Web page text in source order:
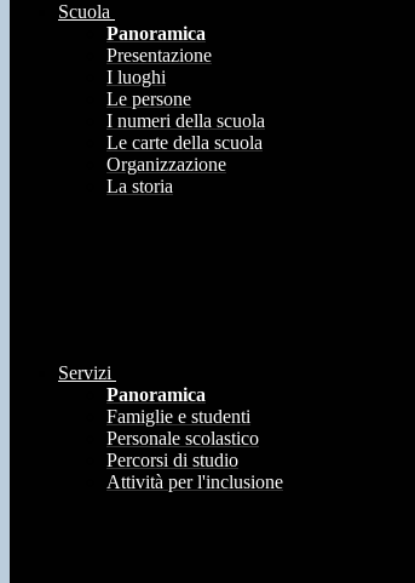
Scuola
Panoramica
Presentazione
I luoghi
Le persone
I numeri della scuola
Le carte della scuola
Organizzazione
La storia
Servizi
Panoramica
Famiglie e studenti
Personale scolastico
Percorsi di studio
Attività per l'inclusione